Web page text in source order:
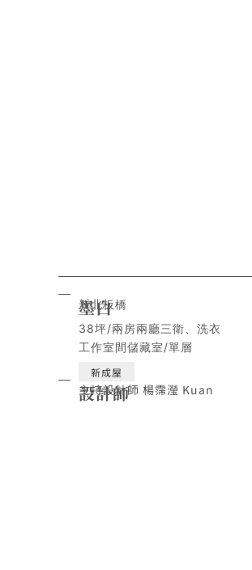
室
內
設
計
墨白
新北板橋
38坪/兩房兩廳三衛、洗衣
工作室間儲藏室/單層
新成屋
設計師
主持設計師 楊霈瀅 Kuan